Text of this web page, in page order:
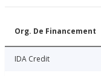
Org. De Financement
IDA Credit